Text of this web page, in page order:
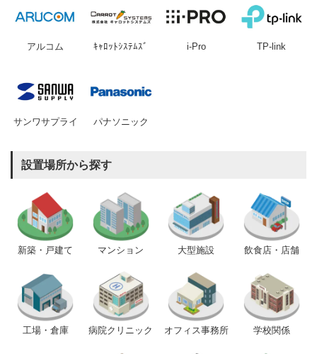
アルコム ｷｬﾛｯﾄｼｽﾃﾑｽﾞ i-Pro TP-link
サンワサプライ パナソニック
設置場所から探す
新築・戸建て マンション 大型施設 飲食店・店舗
工場・倉庫 病院クリニック オフィス事務所 学校関係